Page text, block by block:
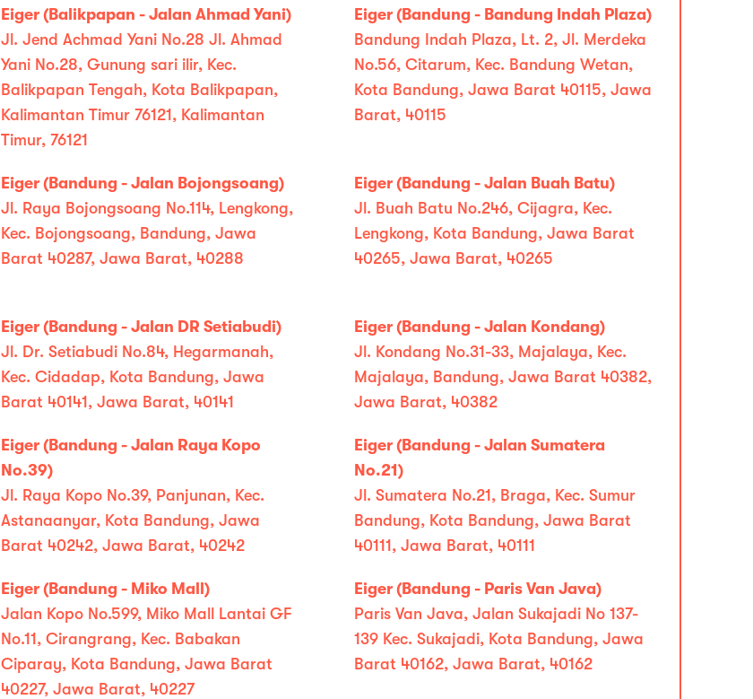
Eiger (Balikpapan - Jalan Ahmad Yani)
Jl. Jend Achmad Yani No.28 Jl. Ahmad
Yani No.28, Gunung sari ilir, Kec.
Balikpapan Tengah, Kota Balikpapan,
Kalimantan Timur 76121, Kalimantan
Timur, 76121
Eiger (Bandung - Bandung Indah Plaza)
Bandung Indah Plaza, Lt. 2, Jl. Merdeka
No.56, Citarum, Kec. Bandung Wetan,
Kota Bandung, Jawa Barat 40115, Jawa
Barat, 40115
Eiger (Bandung - Jalan Bojongsoang)
Jl. Raya Bojongsoang No.114, Lengkong,
Kec. Bojongsoang, Bandung, Jawa
Barat 40287, Jawa Barat, 40288
Eiger (Bandung - Jalan Buah Batu)
Jl. Buah Batu No.246, Cijagra, Kec.
Lengkong, Kota Bandung, Jawa Barat
40265, Jawa Barat, 40265
Eiger (Bandung - Jalan DR Setiabudi)
Jl. Dr. Setiabudi No.84, Hegarmanah,
Kec. Cidadap, Kota Bandung, Jawa
Barat 40141, Jawa Barat, 40141
Eiger (Bandung - Jalan Kondang)
Jl. Kondang No.31-33, Majalaya, Kec.
Majalaya, Bandung, Jawa Barat 40382,
Jawa Barat, 40382
Eiger (Bandung - Jalan Raya Kopo
No.39)
Jl. Raya Kopo No.39, Panjunan, Kec.
Astanaanyar, Kota Bandung, Jawa
Barat 40242, Jawa Barat, 40242
Eiger (Bandung - Jalan Sumatera
No.21)
Jl. Sumatera No.21, Braga, Kec. Sumur
Bandung, Kota Bandung, Jawa Barat
40111, Jawa Barat, 40111
Eiger (Bandung - Miko Mall)
Jalan Kopo No.599, Miko Mall Lantai GF
No.11, Cirangrang, Kec. Babakan
Ciparay, Kota Bandung, Jawa Barat
40227, Jawa Barat, 40227
Eiger (Bandung - Paris Van Java)
Paris Van Java, Jalan Sukajadi No 137-
139 Kec. Sukajadi, Kota Bandung, Jawa
Barat 40162, Jawa Barat, 40162